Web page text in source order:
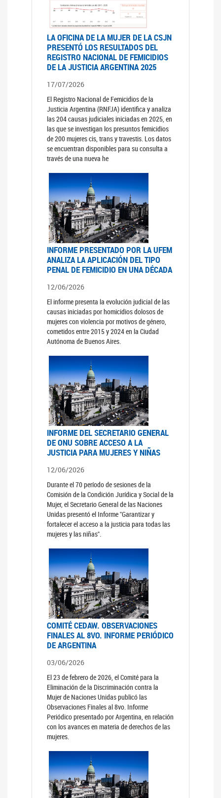
LA OFICINA DE LA MUJER DE LA CSJN
PRESENTÓ LOS RESULTADOS DEL
REGISTRO NACIONAL DE FEMICIDIOS
DE LA JUSTICIA ARGENTINA 2025
17/07/2026
El Registro Nacional de Femicidios de la
Justicia Argentina (RNFJA) identifica y analiza
las 204 causas judiciales iniciadas en 2025, en
las que se investigan los presuntos femicidios
de 200 mujeres cis, trans y travestis. Los datos
se encuentran disponibles para su consulta a
través de una nueva he
INFORME PRESENTADO POR LA UFEM
ANALIZA LA APLICACIÓN DEL TIPO
PENAL DE FEMICIDIO EN UNA DÉCADA
12/06/2026
El informe presenta la evolución judicial de las
causas iniciadas por homicidios dolosos de
mujeres con violencia por motivos de género,
cometidos entre 2015 y 2024 en la Ciudad
Autónoma de Buenos Aires.
INFORME DEL SECRETARIO GENERAL
DE ONU SOBRE ACCESO A LA
JUSTICIA PARA MUJERES Y NIÑAS
12/06/2026
Durante el 70 período de sesiones de la
Comisión de la Condición Jurídica y Social de la
Mujer, el Secretario General de las Naciones
Unidas presentó el Informe "Garantizar y
fortalecer el acceso a la justicia para todas las
mujeres y las niñas".
COMITÉ CEDAW. OBSERVACIONES
FINALES AL 8VO. INFORME PERIÓDICO
DE ARGENTINA
03/06/2026
El 23 de febrero de 2026, el Comité para la
Eliminación de la Discriminación contra la
Mujer de Naciones Unidas publicó las
Observaciones Finales al 8vo. Informe
Periódico presentado por Argentina, en relación
con los avances en materia de derechos de las
mujeres.